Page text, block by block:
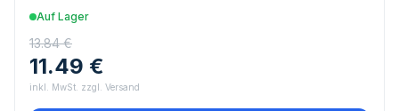
Auf Lager
13.84 €
11.49 €
inkl. MwSt. zzgl. Versand